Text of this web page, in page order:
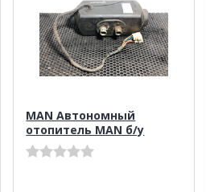
MAN Автономный
отопитель MAN б/у